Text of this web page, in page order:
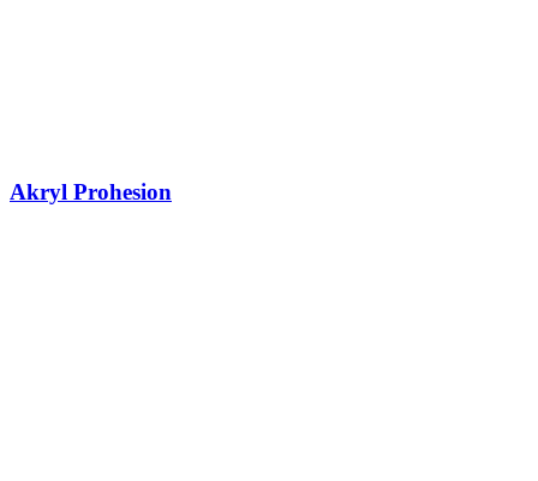
Akryl Prohesion